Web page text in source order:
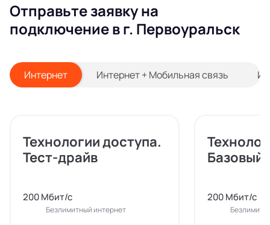
Отправьте заявку на
подключение в г. Первоуральск
Интернет Интернет + Мобильная связь
Технологии доступа.
Тест-драйв
200 Мбит/с
Безлимитный интернет
Базовый
200 Мбит/с